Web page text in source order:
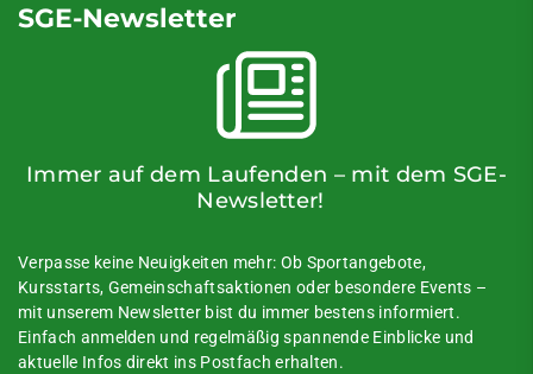
SGE-Newsletter
Immer auf dem Laufenden – mit dem SGE-
Newsletter!
Verpasse keine Neuigkeiten mehr: Ob Sportangebote,
Kursstarts, Gemeinschaftsaktionen oder besondere Events –
mit unserem Newsletter bist du immer bestens informiert.
Einfach anmelden und regelmäßig spannende Einblicke und
aktuelle Infos direkt ins Postfach erhalten.